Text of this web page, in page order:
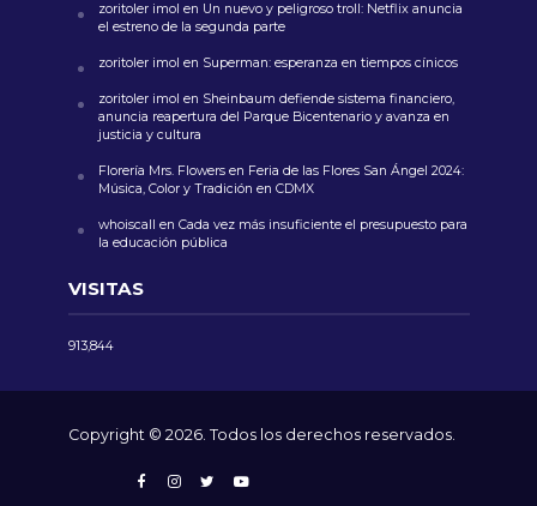
zoritoler imol en Un nuevo y peligroso troll: Netflix anuncia
el estreno de la segunda parte
zoritoler imol en Superman: esperanza en tiempos cínicos
zoritoler imol en Sheinbaum defiende sistema financiero,
anuncia reapertura del Parque Bicentenario y avanza en
justicia y cultura
Florería Mrs. Flowersen Feria de las Flores San Ángel 2024:
Música, Color y Tradición en CDMX
whoiscall en Cada vez más insuficiente el presupuesto para
la educación pública
VISITAS
913,844
Copyright © 2026. Todos los derechos reservados.